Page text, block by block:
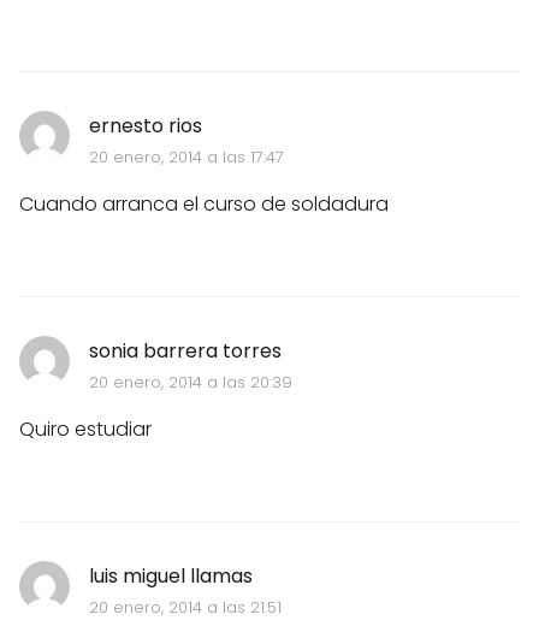
ernesto rios
20 enero, 2014 a las 17:47
Cuando arranca el curso de soldadura
sonia barrera torres
20 enero, 2014 a las 20:39
Quiro estudiar
luis miguel llamas
20 enero, 2014 a las 21:51